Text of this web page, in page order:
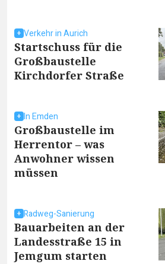
Verkehr in Aurich
Startschuss für die
Großbaustelle
Kirchdorfer Straße
In Emden
Großbaustelle im
Herrentor – was
Anwohner wissen
müssen
Radweg-Sanierung
Bauarbeiten an der
Landesstraße 15 in
Jemgum starten